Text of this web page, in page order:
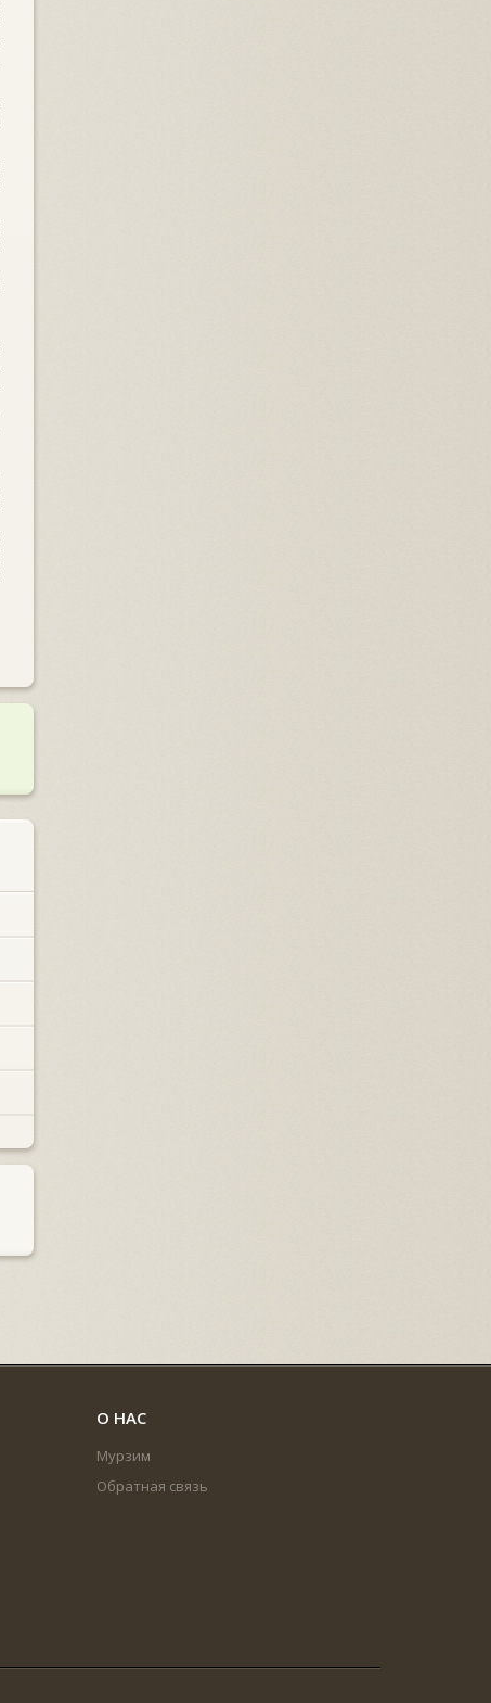
О НАС
Мурзим
Обратная связь